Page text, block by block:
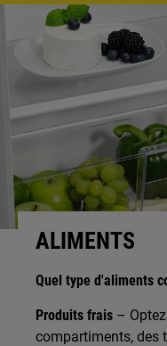
ALIMENTS
Quel type d'aliments
Produits frais –
compartiments, des